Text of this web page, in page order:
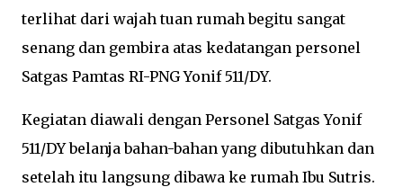
terlihat dari wajah tuan rumah begitu sangat
senang dan gembira atas kedatangan personel
Satgas Pamtas RI-PNG Yonif 511/DY.
Kegiatan diawali dengan Personel Satgas Yonif
511/DY belanja bahan-bahan yang dibutuhkan dan
setelah itu langsung dibawa ke rumah Ibu Sutris.